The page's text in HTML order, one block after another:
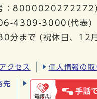
：8000020272272)
4309-3000 (代表)
分まで (祝休日、12
クセス 個人情報の取
先